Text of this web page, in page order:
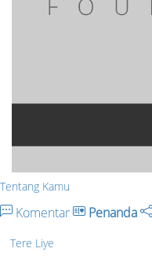
Tentang Kamu
Komentar Penanda
Tere Liye